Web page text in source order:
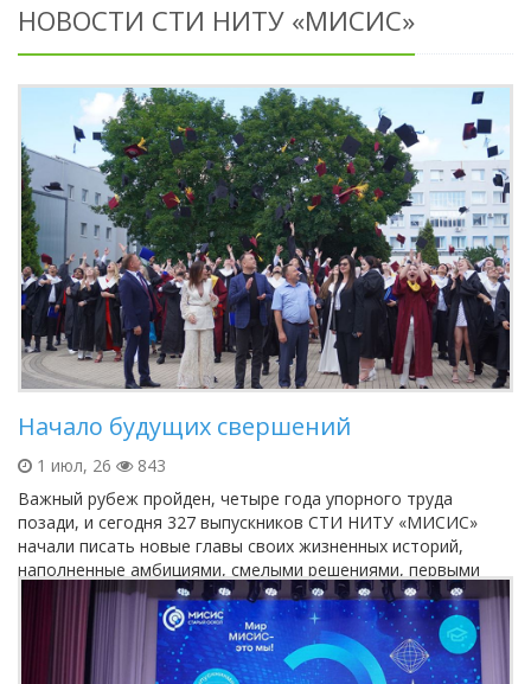
НОВОСТИ СТИ НИТУ «МИСИС»
Начало будущих свершений
1 июл, 26
843
Важный рубеж пройден, четыре года упорного труда
позади, и сегодня 327 выпускников СТИ НИТУ «МИСИС»
начали писать новые главы своих жизненных историй,
наполненные амбициями, смелыми решениями, первыми
профессиональными победами и,...